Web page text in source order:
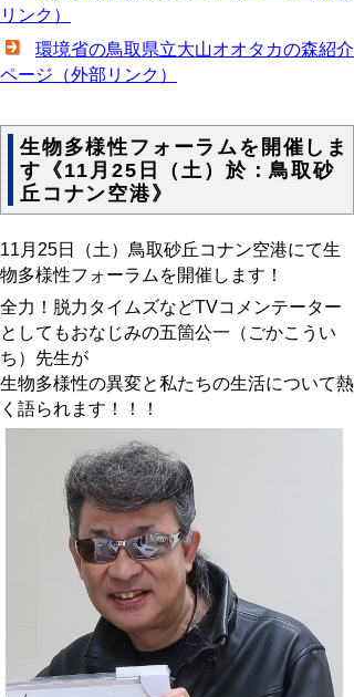
リンク）
環境省の鳥取県立大山オオタカの森紹介
ページ（外部リンク）
生物多様性フォーラムを開催しま
す《11月25日（土）於：鳥取砂
丘コナン空港》
11月25日（土）鳥取砂丘コナン空港にて生
物多様性フォーラムを開催します ！
全力！脱力タイムズなどTVコメンテーター
としてもおなじみの五箇公一（ごかこうい
ち）先生が
生物多様性の異変と私たちの生活について熱
く語られます！！！